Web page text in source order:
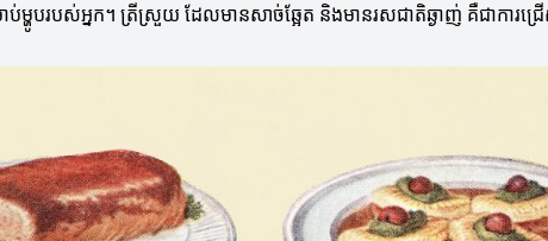
ាប់ម្ហូបរបស់អ្នក។ ត្រីស្រួយ ដែលមានសាច់ឆ្អែត និងមានរសជាតិឆ្ងាញ់ គឺជាការ